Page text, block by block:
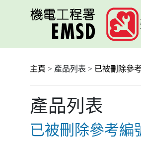
主頁 > 產品列表 > 已被刪除參
產品列表
已被刪除參考編